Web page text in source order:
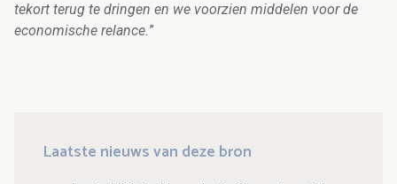
tekort terug te dringen en we voorzien middelen voor de
economische relance.”
Laatste nieuws van deze bron